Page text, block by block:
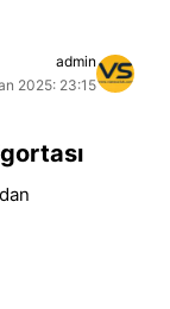
admin
2025: 23:15